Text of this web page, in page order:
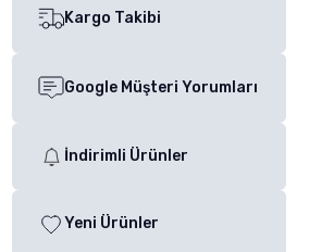
Kargo Takibi
Google Müşteri Yorumları
İndirimli Ürünler
Yeni Ürünler